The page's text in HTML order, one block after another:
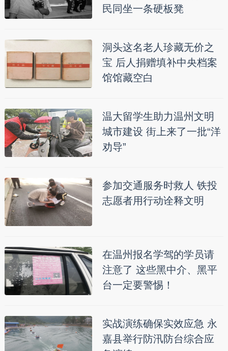
民同坐一条硬板凳
洞头这名老人珍藏无价之
宝 后人捐赠填补中央档案
馆馆藏空白
温大留学生助力温州文明
城市建设 街上来了一批“洋
劝导”
参加交通服务时救人 铁投
志愿者用行动诠释文明
在温州报名学驾的学员请
注意了 这些黑中介、黑平
台一定要警惕！
实战演练确保实效应急 永
嘉县举行防汛防台综合应